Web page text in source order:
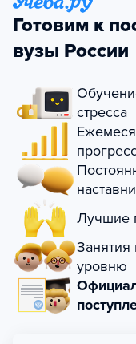
Готовим к
вузы России
стресса
Лучшие
Занятия
уровню